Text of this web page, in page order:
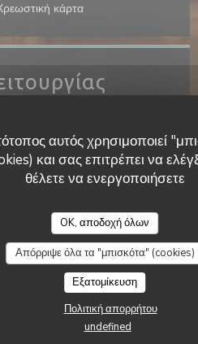
αυτός χρησιμοποιεί
και σας επιτρέπει να
θέλετε να ενεργοποιήσετε
OK, αποδοχή όλων
Απόρριψε όλα τα "μπισκότα" (cookies)
Εξατομίκευση
Πολιτική απορρήτου
undefined
κάρτα
07:00 - 01:00
08:00 - 00:00